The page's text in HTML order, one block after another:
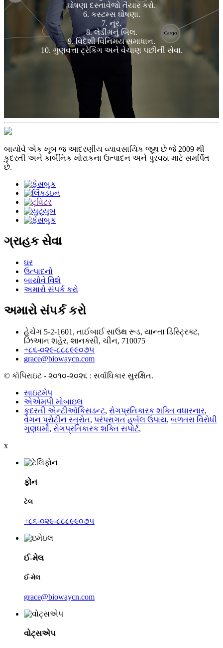
ઘોષણા દસ્તાવેજો તૈયાર કરો.
6. કસ્ટમ્સ ઘોષણા.
7. નૂર.
8. લેડીંગનું બિલ.
9. વિદેશી વિનિમય સમાધાન.
10. ગુણવત્તા ટ્રેકિંગ અને વેચાણ પછીની સેવા.
બાયોવે એક ખૂબ જ આદરણીય વ્યાવસાયિક જૂથ છે જે 2009 થી
કુદરતી અને કાર્બનિક ખોરાકના ઉત્પાદન અને પુરવઠા માટે સમર્પિત
છે.
ગ્રાહક સેવા
ઘર
ઉત્પાદનો
બાયોવે વિશે
અમારો સંપર્ક કરો
અમારો સંપર્ક કરો
હેચેંગ 5-2-1601, તાઈબાઈ સાઉથ રૂડ, યાન્તા ડિસ્ટ્રિક્ટ,
ઝિઆન શહેર, શાનક્સી, ચીન, 710075
+૮૬-૦૨૯-૮૮૮૯૯૦૭૫
grace@biowaycn.com
© કૉપિરાઇટ - ૨૦૧૦-૨૦૨૬ : સર્વાધિકાર સુરક્ષિત.
સાઇટમેપ
એએમપી મોબાઇલ
કુદરતી એન્ટીઑકિસડન્ટ, રોગપ્રતિકારક શક્તિ વધારનાર,
વેગન પ્રોટીન સ્ત્રોત, પરંપરાગત હર્બલ ઉપાય, બળતરા વિરોધી
ગુણધર્મો, રોગપ્રતિકારક શક્તિ સપોર્ટ,
x
ફોન
ટેલ
+૮૬-૦૨૯-૮૮૮૯૯૦૭૫
ઈ-મેલ
ઈ-મેલ
grace@biowaycn.com
વોટ્સએપ